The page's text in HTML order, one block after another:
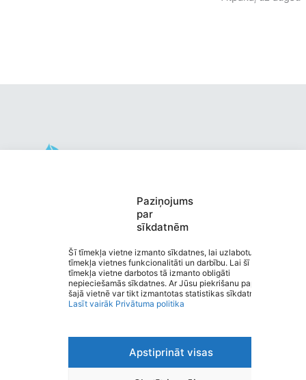
Paziņojums
par
sīkdatnēm
Šī tīmekļa vietne izmanto sīkdatnes, lai uzlabotu
tīmekļa vietnes funkcionalitāti un darbību. Lai šī
tīmekļa vietne darbotos tā izmanto obligāti
nepieciešamās sīkdatnes. Ar Jūsu piekrišanu papildus
šajā vietnē var tikt izmantotas statistikas sīkdatnes.
Lasīt vairāk Privātuma politika
Apstiprināt visas
Valmieras pirmsskolas izglītības
iestāde “KRĀCĪTES”
Piekļūstamība